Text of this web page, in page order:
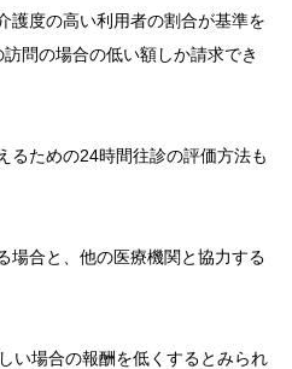
護度の高い利用者の割合が基準を
問の場合の低い額しか請求でき
るための24時間往診の評価方法も
場合と、他の医療機関と協力する
い場合の報酬を低くするとみられ